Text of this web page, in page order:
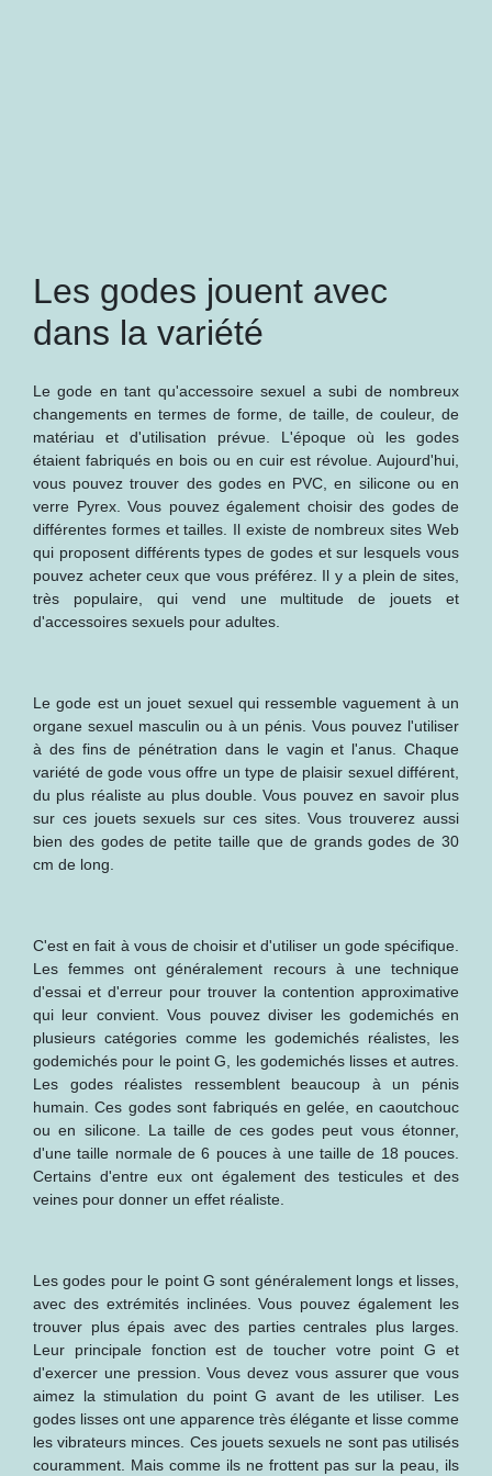
Les godes jouent avec
dans la variété
Le gode en tant qu'accessoire sexuel a subi de nombreux
changements en termes de forme, de taille, de couleur, de
matériau et d'utilisation prévue. L'époque où les godes
étaient fabriqués en bois ou en cuir est révolue. Aujourd'hui,
vous pouvez trouver des godes en PVC, en silicone ou en
verre Pyrex. Vous pouvez également choisir des godes de
différentes formes et tailles. Il existe de nombreux sites Web
qui proposent différents types de godes et sur lesquels vous
pouvez acheter ceux que vous préférez. Il y a plein de sites,
très populaire, qui vend une multitude de jouets et
d'accessoires sexuels pour adultes.
Le gode est un jouet sexuel qui ressemble vaguement à un
organe sexuel masculin ou à un pénis. Vous pouvez l'utiliser
à des fins de pénétration dans le vagin et l'anus. Chaque
variété de gode vous offre un type de plaisir sexuel différent,
du plus réaliste au plus double. Vous pouvez en savoir plus
sur ces jouets sexuels sur ces sites. Vous trouverez aussi
bien des godes de petite taille que de grands godes de 30
cm de long.
C'est en fait à vous de choisir et d'utiliser un gode spécifique.
Les femmes ont généralement recours à une technique
d'essai et d'erreur pour trouver la contention approximative
qui leur convient. Vous pouvez diviser les godemichés en
plusieurs catégories comme les godemichés réalistes, les
godemichés pour le point G, les godemichés lisses et autres.
Les godes réalistes ressemblent beaucoup à un pénis
humain. Ces godes sont fabriqués en gelée, en caoutchouc
ou en silicone. La taille de ces godes peut vous étonner,
d'une taille normale de 6 pouces à une taille de 18 pouces.
Certains d'entre eux ont également des testicules et des
veines pour donner un effet réaliste.
Les godes pour le point G sont généralement longs et lisses,
avec des extrémités inclinées. Vous pouvez également les
trouver plus épais avec des parties centrales plus larges.
Leur principale fonction est de toucher votre point G et
d'exercer une pression. Vous devez vous assurer que vous
aimez la stimulation du point G avant de les utiliser. Les
godes lisses ont une apparence très élégante et lisse comme
les vibrateurs minces. Ces jouets sexuels ne sont pas utilisés
couramment. Mais comme ils ne frottent pas sur la peau, ils